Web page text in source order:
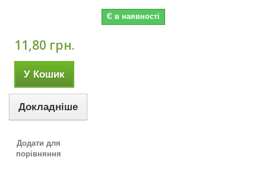
Є в наявності
11,80 грн.
У Кошик
Докладніше
Додати для
порівняння